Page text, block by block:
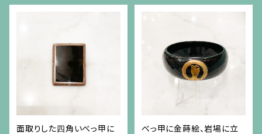
面取りした四角いべっ甲に
べっ甲に金蒔絵、岩場に立